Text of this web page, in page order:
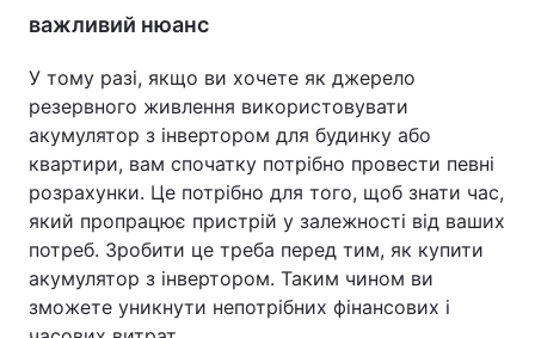
важливий нюанс
У тому разі, якщо ви хочете як джерело
резервного живлення використовувати
акумулятор з інвертором для будинку або
квартири, вам спочатку потрібно провести певні
розрахунки. Це потрібно для того, щоб знати час,
який пропрацює пристрій у залежності від ваших
потреб. Зробити це треба перед тим, як купити
акумулятор з інвертором. Таким чином ви
зможете уникнути непотрібних фінансових і